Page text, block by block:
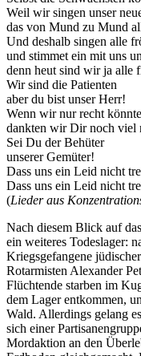
Weil wir singen unser
das von Mund zu Mund
Und deshalb singen alle
und stimmet ein mit uns
denn heut sind wir ja alle
Wir sind die Patienten
aber du bist unser Herr!
Wenn wir nur recht
dankten wir Dir noch viel
Sei Du der Behüter
unserer Gemüter!
Dass uns ein Leid nicht
Dass uns ein Leid nicht
(Lieder aus
Nach diesem Blick auf
ein weiteres Todeslager:
Kriegsgefangene
Rotarmisten Alexander
Flüchtende starben im
dem Lager entkommen,
Wald. Allerdings gelang
sich einer
Mordaktion an den